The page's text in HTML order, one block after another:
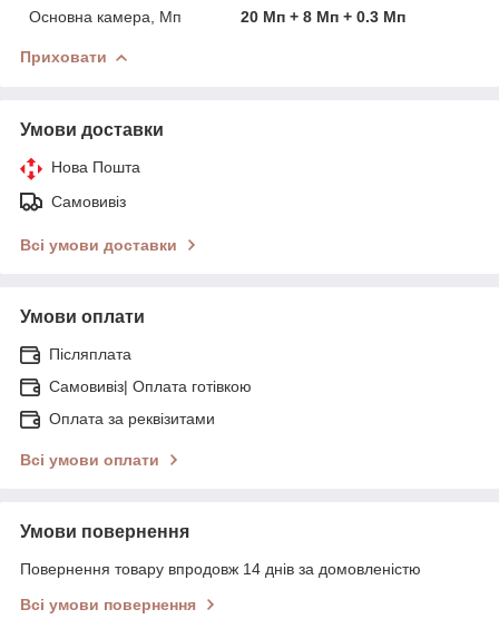
Основна камера, Мп
20 Мп + 8 Мп + 0.3 Мп
Приховати
Умови доставки
Нова Пошта
Самовивіз
Всі умови доставки
Умови оплати
Післяплата
Самовивіз| Оплата готівкою
Оплата за реквізитами
Всі умови оплати
Умови повернення
Повернення товару впродовж 14 днів за домовленістю
Всі умови повернення